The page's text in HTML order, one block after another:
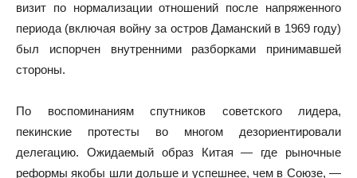
визит по нормализации отношений после напряженного
периода (включая войну за остров Даманский в 1969 году)
был испорчен внутренними разборками принимавшей
стороны.
По воспоминаниям спутников советского лидера,
пекинские протесты во многом дезориентировали
делегацию. Ожидаемый образ Китая — где рыночные
реформы якобы шли дольше и успешнее, чем в Союзе, —